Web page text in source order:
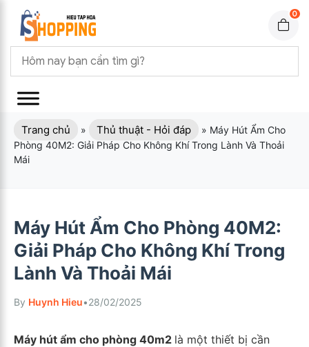
0
Trang chủ » Thủ thuật - Hỏi đáp » Máy Hút Ẩm Cho
Phòng 40M2: Giải Pháp Cho Không Khí Trong Lành Và Thoải
Mái
Máy Hút Ẩm Cho Phòng 40M2:
Giải Pháp Cho Không Khí Trong
Lành Và Thoải Mái
By Huynh Hieu•28/02/2025
Máy hút ẩm cho phòng 40m2 là một thiết bị cần